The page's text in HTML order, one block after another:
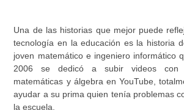
Una de las historias que mejor puede
tecnología en la educación es la historia
joven matemático e ingeniero informático
2006 se dedicó a subir videos con
matemáticas y álgebra en YouTube,
ayudar a su prima quien tenía problemas
la escuela.